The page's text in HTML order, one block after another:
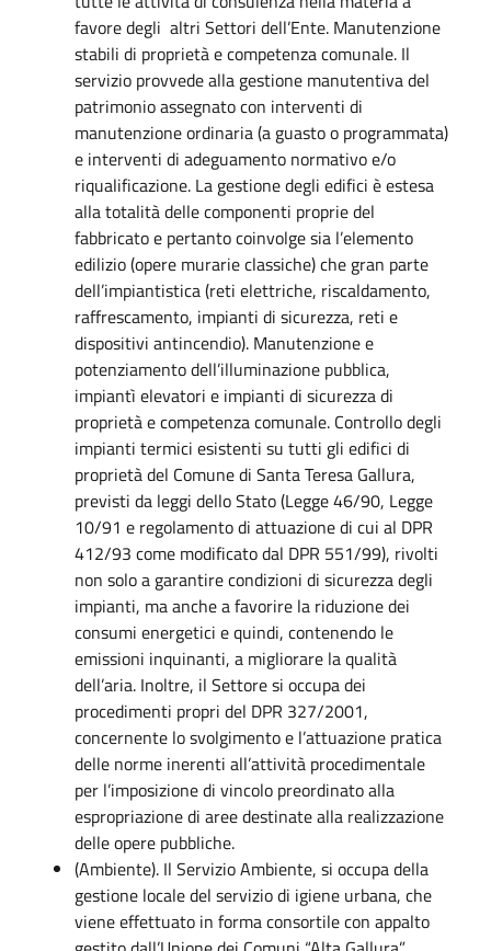
favore degli altri Settori dell’Ente. Manutenzione
stabili di proprietà e competenza comunale. Il
servizio provvede alla gestione manutentiva del
patrimonio assegnato con interventi di
manutenzione ordinaria (a guasto o programmata)
e interventi di adeguamento normativo e/o
riqualificazione. La gestione degli edifici è estesa
alla totalità delle componenti proprie del
fabbricato e pertanto coinvolge sia l’elemento
edilizio (opere murarie classiche) che gran parte
dell’impiantistica (reti elettriche, riscaldamento,
raffrescamento, impianti di sicurezza, reti e
dispositivi antincendio). Manutenzione e
potenziamento dell’illuminazione pubblica,
impiantì elevatori e impianti di sicurezza di
proprietà e competenza comunale. Controllo degli
impianti termici esistenti su tutti gli edifici di
proprietà del Comune di Santa Teresa Gallura,
previsti da leggi dello Stato (Legge 46/90, Legge
10/91 e regolamento di attuazione di cui al DPR
412/93 come modificato dal DPR 551/99), rivolti
non solo a garantire condizioni di sicurezza degli
impianti, ma anche a favorire la riduzione dei
consumi energetici e quindi, contenendo le
emissioni inquinanti, a migliorare la qualità
dell’aria. Inoltre, il Settore si occupa dei
procedimenti propri del DPR 327/2001,
concernente lo svolgimento e l’attuazione pratica
delle norme inerenti all’attività procedimentale
per l’imposizione di vincolo preordinato alla
espropriazione di aree destinate alla realizzazione
delle opere pubbliche.
(Ambiente). Il Servizio Ambiente, si occupa della
gestione locale del servizio di igiene urbana, che
viene effettuato in forma consortile con appalto